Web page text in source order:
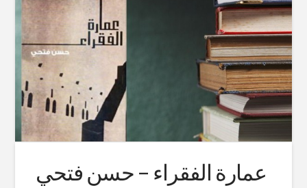
منير
المرسومة
بالفحم..
عن
العمارة
وسنينها
عمارة الفقراء – حسن فتحي